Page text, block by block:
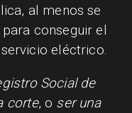
al menos se
conseguir el
eléctrico.
Social de
corte, o ser una